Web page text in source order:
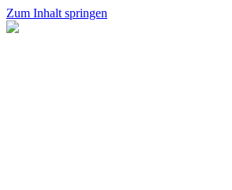
Zum Inhalt springen